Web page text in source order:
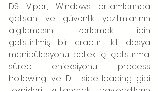
DS Viper, Windows ortamlarında
çalışan ve güvenlik yazılımlarının
algılamasını zorlamak için
geliştirilmiş bir araçtır. İkili dosya
manipülasyonu, bellek içi çalıştırma,
süreç enjeksiyonu, process
hollowing ve DLL side-loading gibi